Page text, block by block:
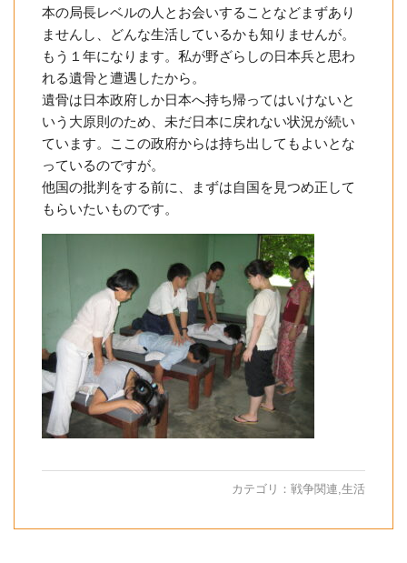
本の局長レベルの人とお会いすることなどまずあり
ませんし、どんな生活しているかも知りませんが。
もう１年になります。私が野ざらしの日本兵と思わ
れる遺骨と遭遇したから。
遺骨は日本政府しか日本へ持ち帰ってはいけないと
いう大原則のため、未だ日本に戻れない状況が続い
ています。ここの政府からは持ち出してもよいとな
っているのですが。
他国の批判をする前に、まずは自国を見つめ正して
もらいたいものです。
カテゴリ： 戦争関連,生活